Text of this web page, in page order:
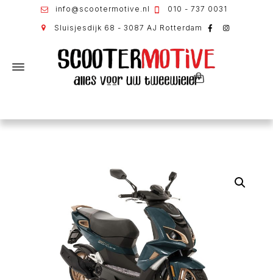
info@scootermotive.nl 010 - 737 0031
Sluisjesdijk 68 - 3087 AJ Rotterdam